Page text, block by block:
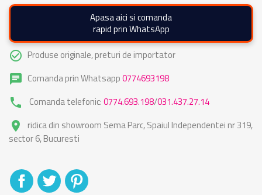
Apasa aici si comanda
rapid prin WhatsApp
check_circle_outline Produse originale, preturi de importator
chat Comanda prin Whatsapp0774693198
phone Comanda telefonic:0774.693.198/031.437.27.14
place
ridica din showroom Sema Parc, Spaiul Independentei nr 319,
sector 6, Bucuresti
DistribuitiTweet